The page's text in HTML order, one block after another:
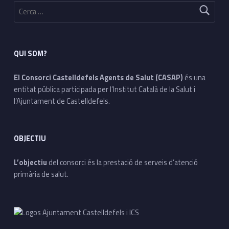
QUI SOM?
El Consorci Castelldefels Agents de Salut (CASAP) és una
entitat pública participada per l’Institut Català de la Salut i
l’Ajuntament de Castelldefels.
OBJECTIU
L’objectiu del consorci és la prestació de serveis d’atenció
primària de salut.